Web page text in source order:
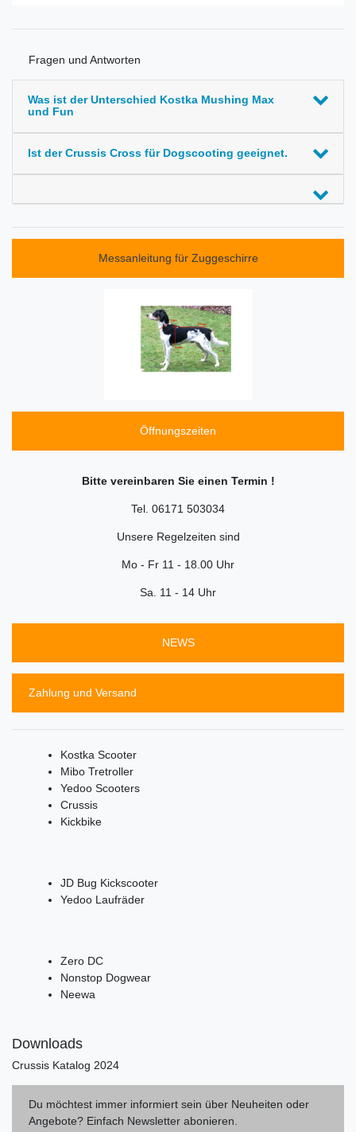
Fragen und Antworten
Was ist der Unterschied Kostka Mushing Max
und Fun
Ist der Crussis Cross für Dogscooting geeignet.
Messanleitung für Zuggeschirre
Öffnungszeiten
Bitte vereinbaren Sie einen Termin !
Tel. 06171 503034
Unsere Regelzeiten sind
Mo - Fr 11 - 18.00 Uhr
Sa. 11 - 14 Uhr
NEWS
Zahlung und Versand
Kostka Scooter
Mibo Tretroller
Yedoo Scooters
Crussis
Kickbike
JD Bug Kickscooter
Yedoo Laufräder
Zero DC
Nonstop Dogwear
Neewa
Downloads
Crussis Katalog 2024
Du möchtest immer informiert sein über Neuheiten oder
Angebote? Einfach Newsletter abonieren.